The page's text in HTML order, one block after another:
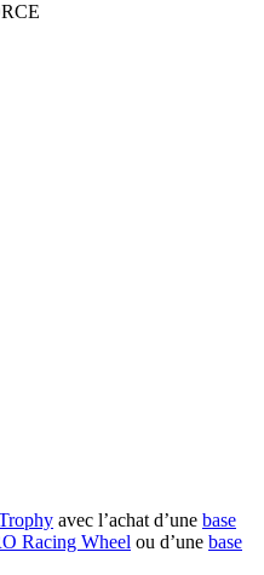
avec l’achat d’une base
Racing Wheel ou d’une base